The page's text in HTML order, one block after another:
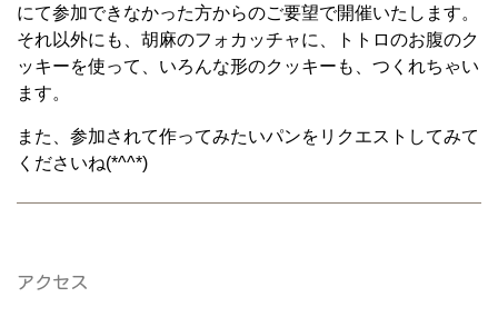
にて参加できなかった方からのご要望で開催いたします。
それ以外にも、胡麻のフォカッチャに、トトロのお腹のク
ッキーを使って、いろんな形のクッキーも、つくれちゃい
ます。
また、参加されて作ってみたいパンをリクエストしてみて
くださいね(*^^*)
アクセス